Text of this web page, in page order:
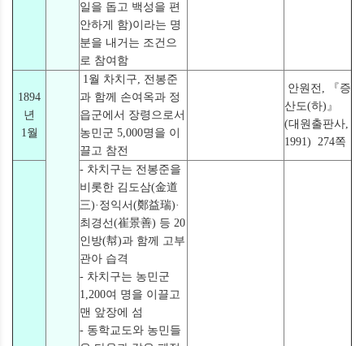
일을 돕고 백성을 편
안하게 함)이라는 명
분을 내거는 조건으
로 참여함
1894
년
1월
1월 차치구, 전봉준
과 함께 손여옥과 정
읍군에서 장령으로서
농민군 5,000명을 이
끌고 참전
안원전, 『증
산도(하)』
(대원출판사,
1991) 274쪽
- 차치구는 전봉준을
비롯한 김도삼(金道
三)·정익서(鄭益瑞)·
최경선(崔景善) 등 20
인방(幇)과 함께 고부
관아 습격
- 차치구는 농민군
1,200여 명을 이끌고
맨 앞장에 섬
- 동학교도와 농민들